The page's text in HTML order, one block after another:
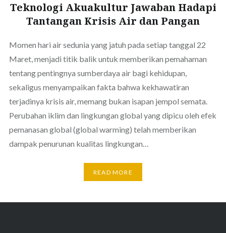
Teknologi Akuakultur Jawaban Hadapi
Tantangan Krisis Air dan Pangan
Momen hari air sedunia yang jatuh pada setiap tanggal 22
Maret, menjadi titik balik untuk memberikan pemahaman
tentang pentingnya sumberdaya air bagi kehidupan,
sekaligus menyampaikan fakta bahwa kekhawatiran
terjadinya krisis air, memang bukan isapan jempol semata.
Perubahan iklim dan lingkungan global yang dipicu oleh efek
pemanasan global (global warming) telah memberikan
dampak penurunan kualitas lingkungan…
READ MORE